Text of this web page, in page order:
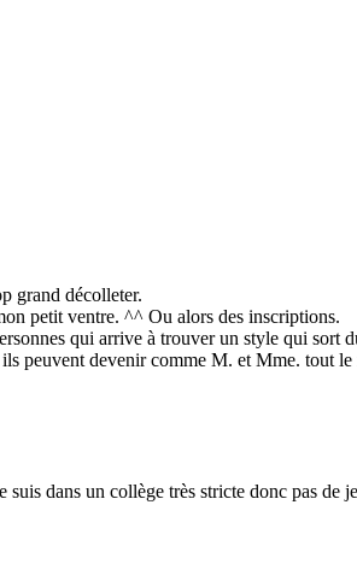
grand décolleter.
petit ventre. ^^ Ou alors des inscriptions.
qui arrive à trouver un style qui sort
ils peuvent devenir comme M. et Mme. tout
suis dans un collège très stricte donc pas de